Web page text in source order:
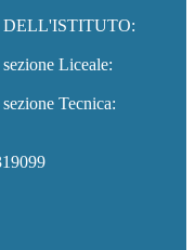
Liceale:
Tecnica: